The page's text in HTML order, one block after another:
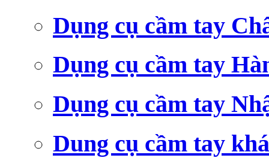
Dụng cụ cầm tay
Dụng cụ cầm tay
Dụng cụ cầm tay
Dung cụ cầm tay